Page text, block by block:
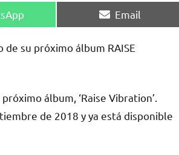
Compartir
en
Email
su próximo álbum RAISE
álbum, ‘Raise Vibration’.
de 2018 y ya está disponible